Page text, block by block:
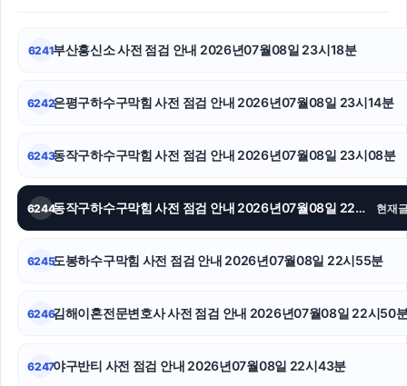
흥신소
금천하수구막힘
주택담보대출
인스타 팔로워
서울상간녀소송변호사
폰테크
6241부산흥신소 사전 점검 안내 2026년07월08일 23시18분
6242은평구하수구막힘 사전 점검 안내 2026년07월08일 23시14분
6243동작구하수구막힘 사전 점검 안내 2026년07월08일 23시08분
6244 동작구하수구막힘 사전 점검 안내 2026년07월08일 22시58분 현재
6245도봉하수구막힘 사전 점검 안내 2026년07월08일 22시55분
6246김해이혼전문변호사 사전 점검 안내 2026년07월08일 22시50
6247야구반티 사전 점검 안내 2026년07월08일 22시43분